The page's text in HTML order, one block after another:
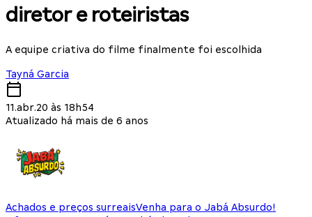
diretor e roteiristas
A equipe criativa do filme finalmente foi escolhida
Tayná Garcia
11.abr.20 às 18h54
Atualizado há mais de 6 anos
Achados e preços surreaisVenha para o Jabá Absurdo!